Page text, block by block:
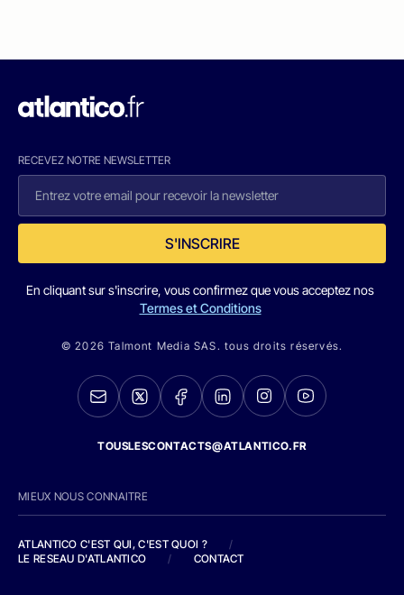
RECEVEZ NOTRE NEWSLETTER
S'INSCRIRE
En cliquant sur s'inscrire, vous confirmez que vous acceptez nos
Termes et Conditions
© 2026 Talmont Media SAS. tous droits réservés.
TOUSLESCONTACTS@ATLANTICO.FR
MIEUX NOUS CONNAITRE
ATLANTICO C'EST QUI, C'EST QUOI ?
/
LE RESEAU D'ATLANTICO
/ CONTACT